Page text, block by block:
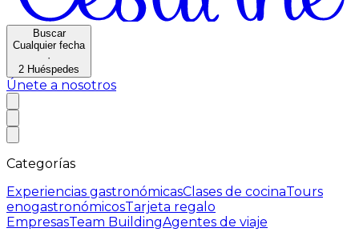
Buscar
Cualquier fecha
·
2 Huéspedes
Únete a nosotros
Categorías
Experiencias gastronómicasClases de cocinaTours
enogastronómicosTarjeta regalo
EmpresasTeam BuildingAgentes de viaje